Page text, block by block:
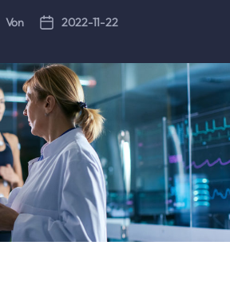
Von Beitragsdatum
2022-11-22